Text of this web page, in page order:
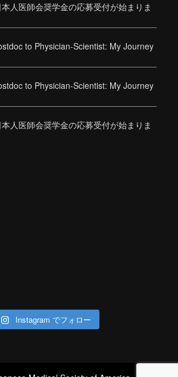
人医師会奨学金の応募受付が始まりま
to Physician-Scientist: My Journey
to Physician-Scientist: My Journey
人医師会奨学金の応募受付が始まりま
Instagram でフォロー